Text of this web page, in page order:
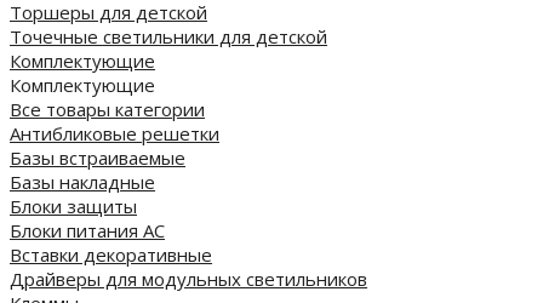
Торшеры для детской
Точечные светильники для детской
Комплектующие
Комплектующие
Все товары категории
Антибликовые решетки
Базы встраиваемые
Базы накладные
Блоки защиты
Блоки питания AC
Вставки декоративные
Драйверы для модульных светильников